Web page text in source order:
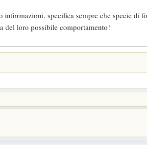
specifica sempre che specie di
del loro possibile comportamento!